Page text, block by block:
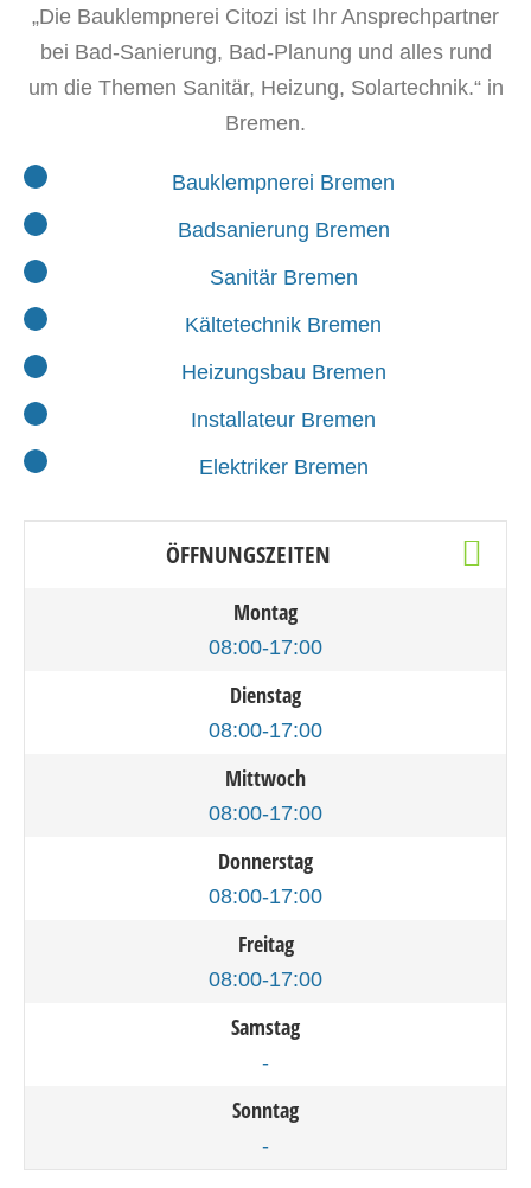
„Die Bauklempnerei Citozi ist Ihr Ansprechpartner
bei Bad-Sanierung, Bad-Planung und alles rund
um die Themen Sanitär, Heizung, Solartechnik.“ in
Bremen.
Bauklempnerei Bremen
Badsanierung Bremen
Sanitär Bremen
Kältetechnik Bremen
Heizungsbau Bremen
Installateur Bremen
Elektriker Bremen
ÖFFNUNGSZEITEN
Montag
08:00-17:00
Dienstag
08:00-17:00
Mittwoch
08:00-17:00
Donnerstag
08:00-17:00
Freitag
08:00-17:00
Samstag
-
Sonntag
-